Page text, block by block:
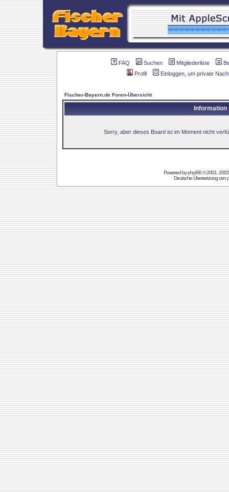
FAQ Suchen Mitgliederliste
Profil
Einloggen, um private
Fischer-Bayern.de Foren-Übersicht
Information
Sorry, aber dieses Board ist im Moment nicht
Powered byphpBB© 2001,
Deutsche Übersetzung von